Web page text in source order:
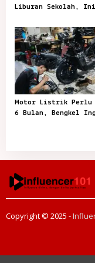
Liburan Sekolah, Ini
Motor Listrik Perlu
6 Bulan, Bengkel
Copyright © 2025 -